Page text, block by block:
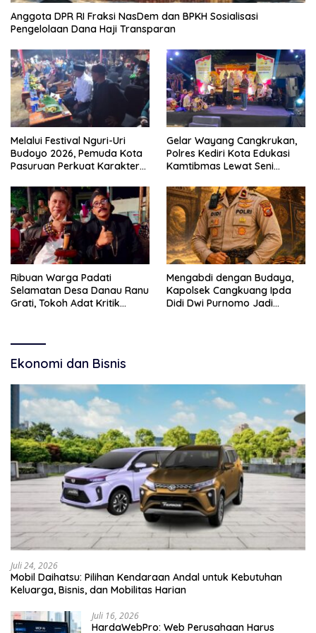
Anggota DPR RI Fraksi NasDem dan BPKH Sosialisasi
Pengelolaan Dana Haji Transparan
Melalui Festival Nguri-Uri
Budoyo 2026, Pemuda Kota
Pasuruan Perkuat Karakter
Narkoba
Gelar Wayang Cangkrukan,
Polres Kediri Kota Edukasi
Kamtibmas Lewat Seni
Ribuan Warga Padati
Selamatan Desa Danau Ranu
Grati, Tokoh Adat Kritik
Mengabdi dengan Budaya,
Kapolsek Cangkuang Ipda
Didi Dwi Purnomo Jadi
Ekonomi dan Bisnis
Juli 24, 2026
Mobil Daihatsu: Pilihan Kendaraan Andal untuk Kebutuhan
Keluarga, Bisnis, dan Mobilitas Harian
Juli 16, 2026
HardaWebPro: Web Perusahaan Harus